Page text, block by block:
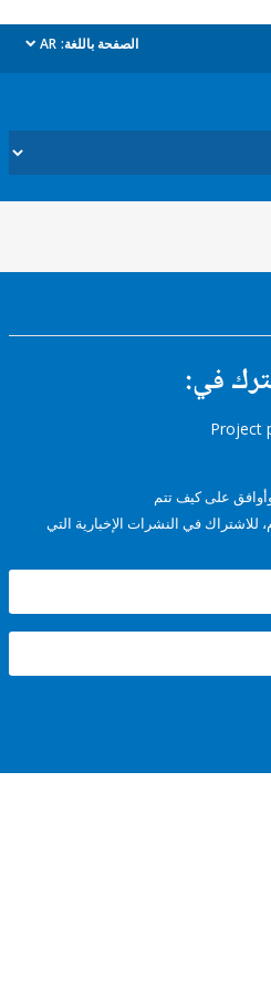
الصفحة باللغة: AR
dropdown
كيف تتم
في النشرات الإخبارية التي